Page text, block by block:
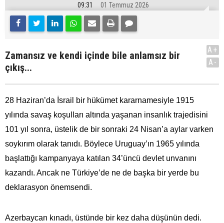
09:31 01 Temmuz 2026
Zamansız ve kendi içinde bile anlamsız bir
çıkış...
A+
A-
28 Haziran’da İsrail bir hükümet kararnamesiyle 1915
yılında savaş koşulları altında yaşanan insanlık trajedisini
101 yıl sonra, üstelik de bir sonraki 24 Nisan’a aylar varken
soykırım olarak tanıdı. Böylece Uruguay’ın 1965 yılında
başlattığı kampanyaya katılan 34’üncü devlet unvanını
kazandı. Ancak ne Türkiye’de ne de başka bir yerde bu
deklarasyon önemsendi.
Azerbaycan kınadı, üstünde bir kez daha düşünün dedi.